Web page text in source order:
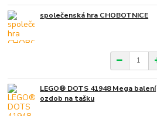
společenská hra CHOBOTNICE
LEGO® DOTS 41948 Mega balení
ozdob na tašku